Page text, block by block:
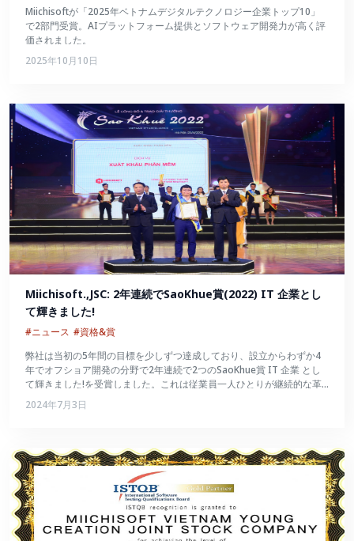
Miichisoftが「2025年ベトナムデジタルテクノロジー企業トップ10」
で2部門受賞。AIプラットフォーム提供とソフトウェア開発力が高く評
価されました。
2025年10月10日
Miichisoft.,JSC: 2年連続でSaoKhue賞(2022) IT 企業とし
て輝きました!
#ニュース #資格&賞
弊社は当初の5年間の目標を少しずつ達成しており、設立からわずか4
年でオフショア開発の分野で2年連続で2つのSaoKhue賞 IT 企業 とし
て輝きました!を受賞しました。これは従業員一人ひとりが継続的な革
新を続け、数々の試練を切り抜けて大きく成長したことの証でもあるで
しょう。
2024年7月3日